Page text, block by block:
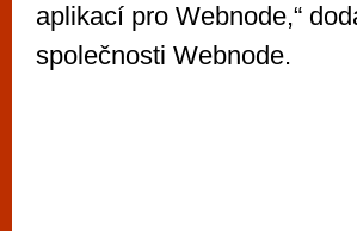
aplikací pro Webnode,“
společnosti Webnode.